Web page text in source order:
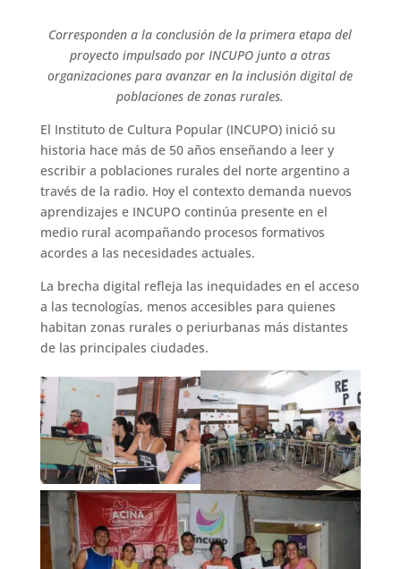
Corresponden a la conclusión de la primera etapa del
proyecto impulsado por INCUPO junto a otras
organizaciones para avanzar en la inclusión digital de
poblaciones de zonas rurales.
El Instituto de Cultura Popular (INCUPO) inició su
historia hace más de 50 años enseñando a leer y
escribir a poblaciones rurales del norte argentino a
través de la radio. Hoy el contexto demanda nuevos
aprendizajes e INCUPO continúa presente en el
medio rural acompañando procesos formativos
acordes a las necesidades actuales.
La brecha digital refleja las inequidades en el acceso
a las tecnologías, menos accesibles para quienes
habitan zonas rurales o periurbanas más distantes
de las principales ciudades.